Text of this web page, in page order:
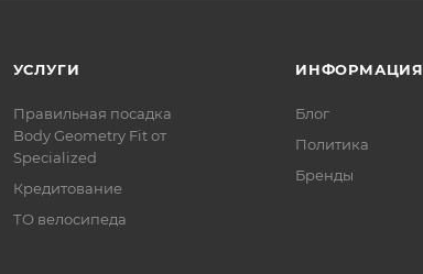
УСЛУГИ
Правильная посадка
Body Geometry Fit от
Specialized
Кредитование
ТО велосипеда
ИНФОРМАЦИЯ
Блог
Политика
Бренды